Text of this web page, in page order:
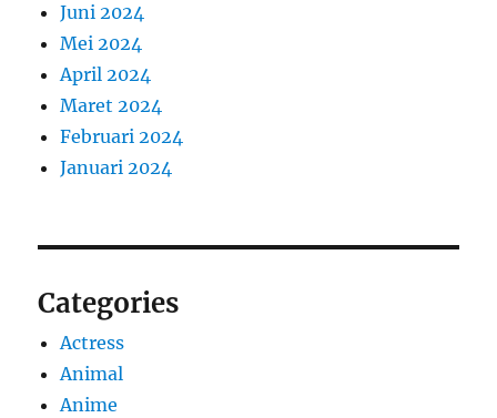
Juni 2024
Mei 2024
April 2024
Maret 2024
Februari 2024
Januari 2024
Categories
Actress
Animal
Anime